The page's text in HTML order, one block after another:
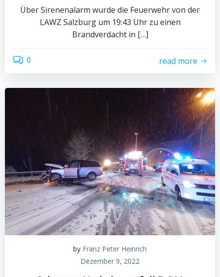
Über Sirenenalarm wurde die Feuerwehr von der
LAWZ Salzburg um 19:43 Uhr zu einen
Brandverdacht in […]
0 read more
by Franz Peter Heinrich
Dezember 9, 2022